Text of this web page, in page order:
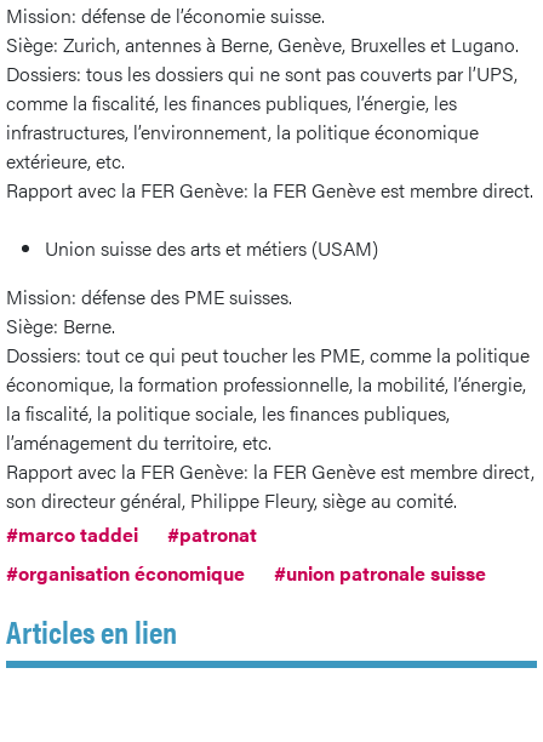
Mission: défense de l’économie suisse.
Siège: Zurich, antennes à Berne, Genève, Bruxelles et Lugano.
Dossiers: tous les dossiers qui ne sont pas couverts par l’UPS,
comme la fiscalité, les finances publiques, l’énergie, les
infrastructures, l’environnement, la politique économique
extérieure, etc.
Rapport avec la FER Genève: la FER Genève est membre direct.
Union suisse des arts et métiers (USAM)
Mission: défense des PME suisses.
Siège: Berne.
Dossiers: tout ce qui peut toucher les PME, comme la politique
économique, la formation professionnelle, la mobilité, l’énergie,
la fiscalité, la politique sociale, les finances publiques,
l’aménagement du territoire, etc.
Rapport avec la FER Genève: la FER Genève est membre direct,
son directeur général, Philippe Fleury, siège au comité.
#marco taddei
#patronat
#organisation économique
#union patronale suisse
Articles en lien